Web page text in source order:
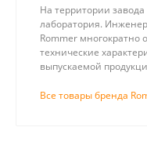
На территории завода
лаборатория.
Rommer многократно
технические
выпускаемой
Все товары бренда